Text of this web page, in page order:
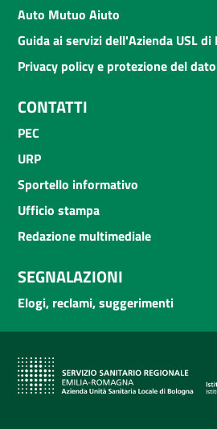
Auto Mutuo Aiuto
Guida ai servizi dell'Azienda USL di
Privacy policy e protezione del
CONTATTI
PEC
URP
Sportello informativo
Ufficio stampa
Redazione multimediale
SEGNALAZIONI
Elogi, reclami, suggerimenti